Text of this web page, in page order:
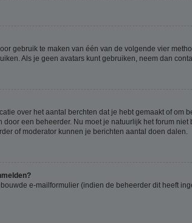
gebruik te maken van één van de volgende vier
Als je geen avatars kunt gebruiken, neem dan
over het aantal berchten dat je hebt gemaakt of om
een beheerder. Nu moet je natuurlijk het forum
of moderator kunnen je berichten aantal doen dalen.
e-mailformulier (indien de beheerder dit heeft